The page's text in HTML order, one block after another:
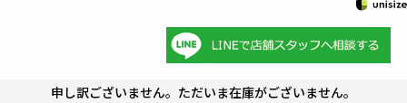
申し訳ございません。ただいま在庫がございません。